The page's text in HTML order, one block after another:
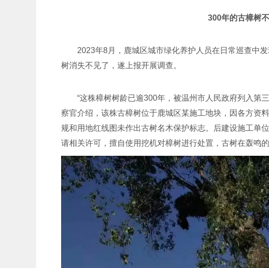
300年的古樟树
2023年8月，鹿城区城市绿化养护人员在日常巡查中
树消失不见了，遂上报开展调查。
“这株樟树树龄已逾300年，被温州市人民政府列入第
察官介绍，该株古樟树位于鹿城区某施工地块，因各方资
规和用地红线图未作出古树名木保护标志。后建设施工单
请相关许可，擅自使用挖机对樟树进行处置，古树在轰鸣